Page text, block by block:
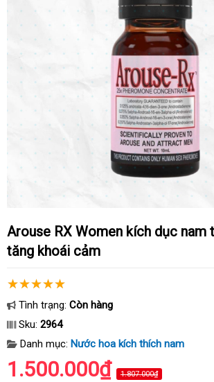
Arouse RX Women kích dục nam thơm quyến rũ
tăng khoái cảm
Tình trạng: Còn hàng
Sku: 2964
Danh mục: Nước hoa kích thích nam
1.500.000₫ 1.807.000₫